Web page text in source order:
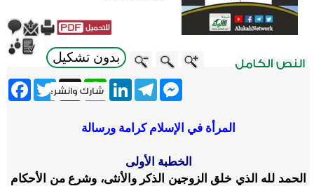
بدون تشكيل
Twitter X
WhatsApp
LinkedInTelegram
Messenger
المرأة في الإسلام كرامة ورسالة
الخطبة الأولى
الحمد لله الذي خلق الزوجين الذكر والأنثى، وشرع من الأحكام